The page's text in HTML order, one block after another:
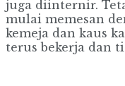
juga diinternir.
mulai memesan
kemeja dan kaus
terus bekerja dan